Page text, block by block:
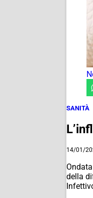
SANITÀ
14/01/
della